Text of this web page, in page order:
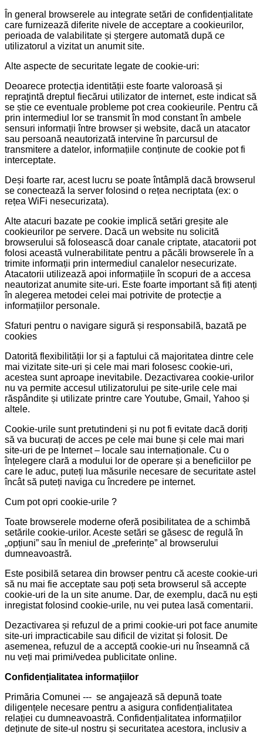
În general browserele au integrate setări de confidențialitate
care furnizează diferite nivele de acceptare a cookieurilor,
perioada de valabilitate și ștergere automată după ce
utilizatorul a vizitat un anumit site.
Alte aspecte de securitate legate de cookie-uri:
Deoarece protecția identității este foarte valoroasă și
repraţintă dreptul fiecărui utilizator de internet, este indicat să
se știe ce eventuale probleme pot crea cookieurile. Pentru că
prin intermediul lor se transmit în mod constant în ambele
sensuri informații între browser și website, dacă un atacator
sau persoană neautorizată intervine în parcursul de
transmitere a datelor, informațiile conținute de cookie pot fi
interceptate.
Deși foarte rar, acest lucru se poate întâmplă dacă browserul
se conectează la server folosind o rețea necriptata (ex: o
rețea WiFi nesecurizata).
Alte atacuri bazate pe cookie implică setări greșite ale
cookieurilor pe servere. Dacă un website nu solicită
browserului să folosească doar canale criptate, atacatorii pot
folosi această vulnerabilitate pentru a păcăli browserele în a
trimite informații prin intermediul canalelor nesecurizate.
Atacatorii utilizează apoi informațiile în scopuri de a accesa
neautorizat anumite site-uri. Este foarte important să fiți atenți
în alegerea metodei celei mai potrivite de protecție a
informațiilor personale.
Sfaturi pentru o navigare sigură și responsabilă, bazată pe
cookies
Datorită flexibilității lor și a faptului că majoritatea dintre cele
mai vizitate site-uri și cele mai mari folosesc cookie-uri,
acestea sunt aproape inevitabile. Dezactivarea cookie-urilor
nu va permite accesul utilizatorului pe site-urile cele mai
răspândite și utilizate printre care Youtube, Gmail, Yahoo și
altele.
Cookie-urile sunt pretutindeni și nu pot fi evitate dacă doriți
să va bucurați de acces pe cele mai bune și cele mai mari
site-uri de pe Internet – locale sau internaționale. Cu o
înțelegere clară a modului lor de operare și a beneficiilor pe
care le aduc, puteți lua măsurile necesare de securitate astel
încât să puteți naviga cu încredere pe internet.
Cum pot opri cookie-urile ?
Toate browserele moderne oferă posibilitatea de a schimbă
setările cookie-urilor. Aceste setări se găsesc de regulă în
„opțiuni” sau în meniul de „preferințe” al browserului
dumneavoastră.
Este posibilă setarea din browser pentru că aceste cookie-uri
să nu mai fie acceptate sau poți seta browserul să accepte
cookie-uri de la un site anume. Dar, de exemplu, dacă nu ești
inregistat folosind cookie-urile, nu vei putea lasă comentarii.
Dezactivarea și refuzul de a primi cookie-uri pot face anumite
site-uri impracticabile sau dificil de vizitat și folosit. De
asemenea, refuzul de a acceptă cookie-uri nu înseamnă că
nu veți mai primi/vedea publicitate online.
Confidențialitatea informațiilor
Primăria Comunei --- se angajează să depună toate
diligențele necesare pentru a asigura confidențialitatea
relației cu dumneavoastră. Confidențialitatea informațiilor
deținute de site-ul nostru și securitatea acestora, inclusiv a